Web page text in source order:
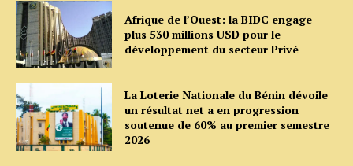
Afrique de l’Ouest: la BIDC engage
plus 530 millions USD pour le
développement du secteur Privé
La Loterie Nationale du Bénin dévoile
un résultat net a en progression
soutenue de 60% au premier semestre
2026